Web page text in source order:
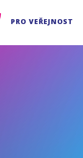
PRO VEŘEJNOST